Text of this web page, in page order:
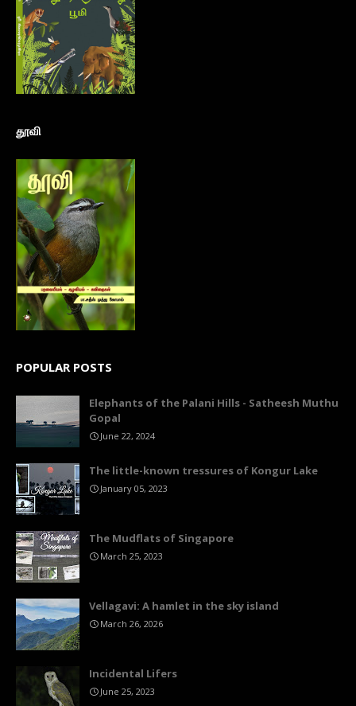
தூவி
POPULAR POSTS
Elephants of the Palani Hills - Satheesh Muthu
Gopal
June 22, 2024
The little-known tressures of Kongur Lake
January 05, 2023
The Mudflats of Singapore
March 25, 2023
Vellagavi: A hamlet in the sky island
March 26, 2026
Incidental Lifers
June 25, 2023